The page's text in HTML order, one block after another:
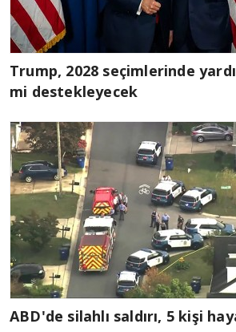
Trump, 2028 seçimlerinde
mi destekleyecek
ABD'de silahlı saldırı, 5 kişi